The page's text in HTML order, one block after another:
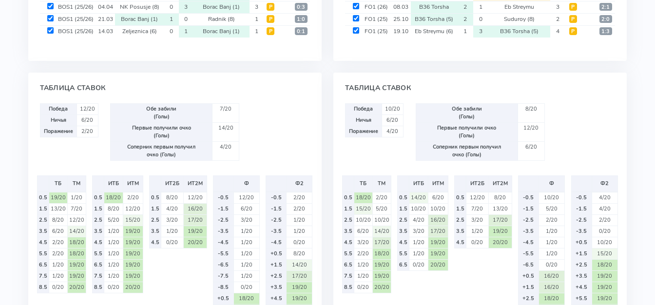
BOS1 (25/26) 04.04 NK Posusje (8) 0 3 Borac Banj (1) 3 Р 0:3
BOS1 (25/26) 21.03 Borac Banj (1) 1 0 Radnik (8) 1 Р 1:0
BOS1 (25/26) 14.03 Zeljeznica (6) 0 1 Borac Banj (1) 1 Р 0:1
ТАБЛИЦА СТАВОК
Победа
12/20
Ничья
6/20
Поражение
2/20
Обе забили
(Голы)
7/20
Первые получили очко
(Голы)
14/20
Соперник первым получил
очко (Голы)
4/20
ТБ
ТМ
0.5 19/20
1/20
1.5 13/20
7/20
2.5
8/20
12/20
3.5
6/20
14/20
4.5
2/20
18/20
5.5
2/20
18/20
6.5
1/20
19/20
7.5
1/20
19/20
8.5
0/20 20/20
ИТБ
ИТМ
0.5 18/20
2/20
1.5
8/20
12/20
2.5
5/20
15/20
3.5
1/20
19/20
4.5
1/20
19/20
5.5
1/20
19/20
6.5
1/20
19/20
7.5
1/20
19/20
8.5
0/20 20/20
ИТ2Б
ИТ2М
0.5
8/20
12/20
1.5
4/20
16/20
2.5
3/20
17/20
3.5
1/20
19/20
4.5
0/20 20/20
Ф
-0.5
12/20
-1.5
6/20
-2.5
3/20
-3.5
1/20
-4.5
1/20
-5.5
1/20
-6.5
1/20
-7.5
1/20
-8.5
0/20
+0.5
18/20
Ф2
-0.5
2/20
-1.5
2/20
-2.5
1/20
-3.5
1/20
-4.5
0/20
+0.5
8/20
+1.5
14/20
+2.5
17/20
+3.5
19/20
+4.5
19/20
FO1 (26) 08.03 B36 Torsha 2 1 Eb Streymu 3 Р 2:1
FO1 (25) 25.10 B36 Torsha (5) 2 0 Suduroy (8) 2 Р 2:0
FO1 (25) 19.10 Eb Streymu (6) 1 3 B36 Torsha (5) 4 Р 1:3
ТАБЛИЦА СТАВОК
Победа
10/20
Ничья
6/20
Поражение
4/20
Обе забили
(Голы)
8/20
Первые получили очко
(Голы)
12/20
Соперник первым получил
очко (Голы)
6/20
ТБ
ТМ
0.5 18/20
2/20
1.5 15/20
5/20
2.5 10/20 10/20
3.5
6/20
14/20
4.5
3/20
17/20
5.5
2/20
18/20
6.5
1/20
19/20
7.5
1/20
19/20
8.5
0/20 20/20
ИТБ
ИТМ
0.5 14/20
6/20
1.5 10/20
10/20
2.5
4/20
16/20
3.5
3/20
17/20
4.5
1/20
19/20
5.5
1/20
19/20
6.5
0/20 20/20
ИТ2Б
ИТ2М
0.5
12/20
8/20
1.5
7/20
13/20
2.5
3/20
17/20
3.5
1/20
19/20
4.5
0/20 20/20
Ф
-0.5
10/20
-1.5
5/20
-2.5
2/20
-3.5
1/20
-4.5
1/20
-5.5
1/20
-6.5
0/20
+0.5
16/20
+1.5
16/20
+2.5
18/20
Ф2
-0.5
4/20
-1.5
4/20
-2.5
2/20
-3.5
0/20
+0.5
10/20
+1.5
15/20
+2.5
18/20
+3.5
19/20
+4.5
19/20
+5.5
19/20